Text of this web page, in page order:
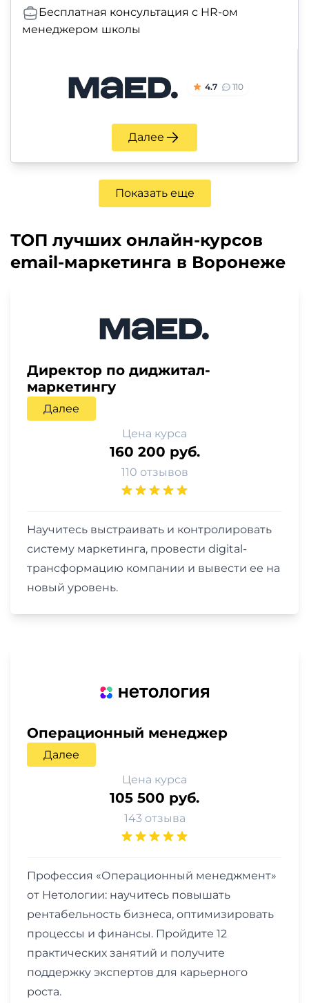
Бесплатная консультация с HR-ом
менеджером школы
4.7 110
Далее
Показать еще
ТОП лучших онлайн-курсов
email-маркетинга в Воронеже
Директор по диджитал-
маркетингу
Далее
Цена курса
160 200 руб.
110 отзывов
Научитесь выстраивать и контролировать
систему маркетинга, провести digital-
трансформацию компании и вывести ее на
новый уровень.
Операционный менеджер
Далее
Цена курса
105 500 руб.
143 отзыва
Профессия «Операционный менеджмент»
от Нетологии: научитесь повышать
рентабельность бизнеса, оптимизировать
процессы и финансы. Пройдите 12
практических занятий и получите
поддержку экспертов для карьерного
роста.